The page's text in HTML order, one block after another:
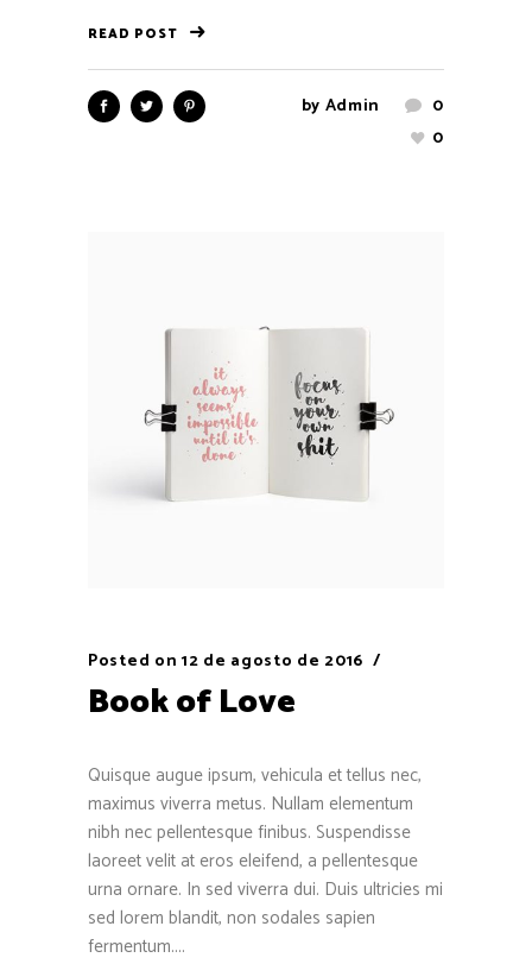
READ POST
by Admin
0
0
Posted on 12 de agosto de 2016
Book of Love
Quisque augue ipsum, vehicula et tellus nec,
maximus viverra metus. Nullam elementum
nibh nec pellentesque finibus. Suspendisse
laoreet velit at eros eleifend, a pellentesque
urna ornare. In sed viverra dui. Duis ultricies mi
sed lorem blandit, non sodales sapien
fermentum....